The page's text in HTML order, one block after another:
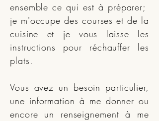
ensemble ce qui est à préparer;
je m'occupe des courses et de la
cuisine et je vous laisse les
instructions pour réchauffer les
plats.
Vous avez un besoin particulier,
une information à me donner ou
encore un renseignement à me